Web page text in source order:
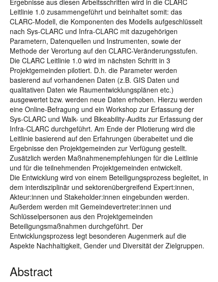
Ergebnisse aus diesen Arbeitsschritten wird in die CLARC
Leitlinie 1.0 zusammengeführt und beinhaltet somit: das
CLARC-Modell, die Komponenten des Modells aufgeschlüsselt
nach Sys-CLARC und Infra-CLARC mit dazugehörigen
Parametern, Datenquellen und Instrumenten, sowie der
Methode der Verortung auf den CLARC-Veränderungsstufen.
Die CLARC Leitlinie 1.0 wird im nächsten Schritt in 3
Projektgemeinden pilotiert. D.h. die Parameter werden
basierend auf vorhandenen Daten (z.B. GIS Daten und
qualitativen Daten wie Raumentwicklungsplänen etc.)
ausgewertet bzw. werden neue Daten erhoben. Hierzu werden
eine Online-Befragung und ein Workshop zur Erfassung der
Sys-CLARC und Walk- und Bikeability-Audits zur Erfassung der
Infra-CLARC durchgeführt. Am Ende der Pilotierung wird die
Leitlinie basierend auf den Erfahrungen überabeitet und die
Ergebnisse den Projektgemeinden zur Verfügung gestellt.
Zusätzlich werden Maßnahmenempfehlungen für die Leitlinie
und für die teilnehmenden Projektgemeinden entwickelt.
Die Entwicklung wird von einem Beteiligungsprozess begleitet, in
dem interdisziplinär und sektorenübergreifend Expert:innen,
Akteur:innen und Stakeholder:innen eingebunden werden.
Außerdem werden mit Gemeindevertreter:innen und
Schlüsselpersonen aus den Projektgemeinden
Beteiligungsmaßnahmen durchgeführt. Der
Entwicklungsprozess legt besonderen Augenmerk auf die
Aspekte Nachhaltigkeit, Gender und Diversität der Zielgruppen.
Abstract